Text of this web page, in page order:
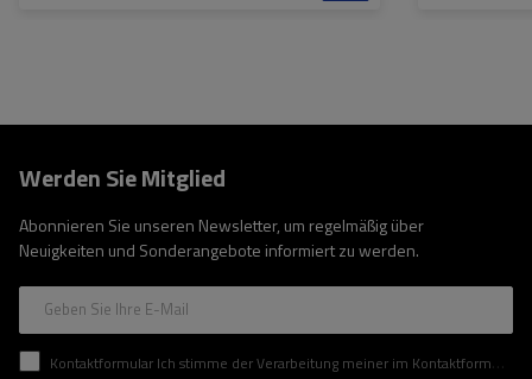
Werden Sie Mitglied
Abonnieren Sie unseren Newsletter, um regelmäßig über
Neuigkeiten und Sonderangebote informiert zu werden.
Geben Sie Ihre E-Mail
Kontaktformular Ich stimme der Verarbeitung meiner im Kontaktformular enthaltenen personenbezogenen Daten gemäß der Verordnung (EU) des Europäischen Parlaments und des Rates zu.